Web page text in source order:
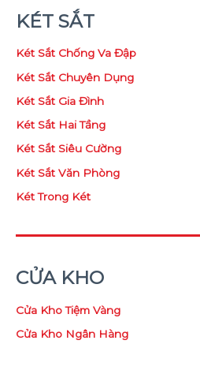
KÉT SẮT
Két Sắt Chống Va Đập
Két Sắt Chuyên Dụng
Két Sắt Gia Đình
Két Sắt Hai Tầng
Két Sắt Siêu Cường
Két Sắt Văn Phòng
Két Trong Két
CỬA KHO
Cửa Kho Tiệm Vàng
Cửa Kho Ngân Hàng